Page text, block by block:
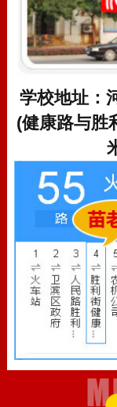
学校地址：
(健康路与胜